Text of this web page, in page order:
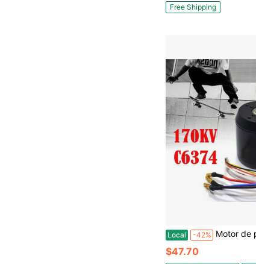
Free Shipping
Local -42% Motor de patineta eléctrica RAINAUT C6374 de alta eficiencia
$47.70